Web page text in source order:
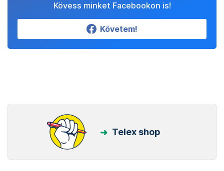
Kövess minket Facebookon is!
Követem!
Telex shop